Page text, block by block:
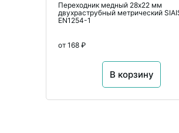
Переходник медный 28х22 мм
двухраструбный метрический
EN1254-1
от 168 ₽
В корзину